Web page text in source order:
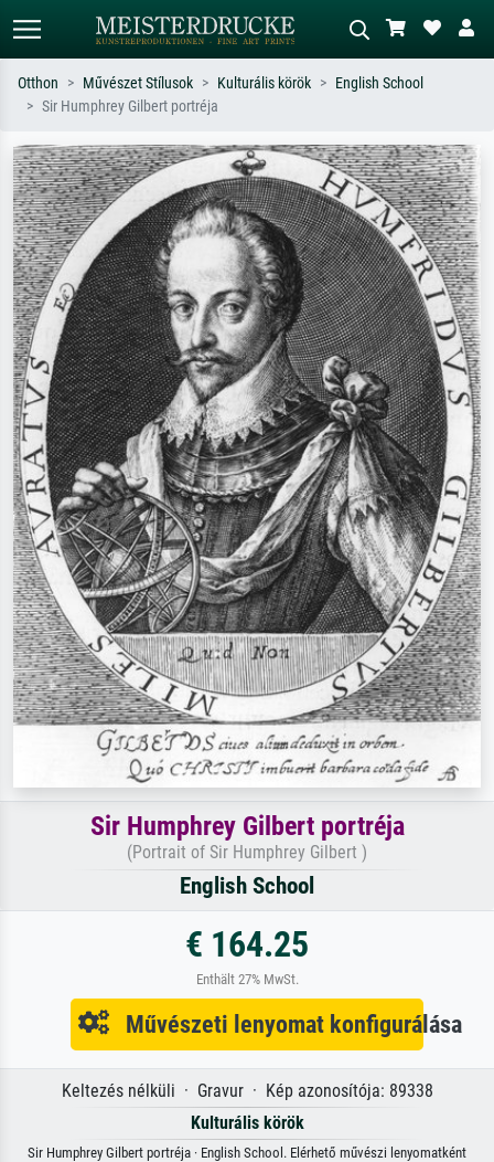
Keressen művész, műcím vagy stílus
szerint – pl. Monet, Csillagos éj,
impresszionizmus, Hokusai-hullám,
akt.
Írja le a jelenetet – pl. zöld rét, sok
piros absztrakt, sötét olajkép, álló akt
egy fa mellett.
Otthon Művészet Stílusok Kulturális körök
English School
Sir Humphrey Gilbert portréja
Sir Humphrey Gilbert portréja
(Portrait of Sir Humphrey Gilbert )
English School
€ 164.25
Enthält 27% MwSt.
Művészeti lenyomat konfigurálása
Keltezés nélküli · Gravur · Kép azonosítója: 89338
Kulturális körök
Sir Humphrey Gilbert portréja · English School. Elérhető művészi lenyomatként